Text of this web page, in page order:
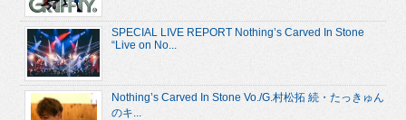
SPECIAL LIVE REPORT Nothing’s Carved In Stone
“Live on No...
Nothing’s Carved In Stone Vo./G.村松拓 続・たっきゅん
のキ...